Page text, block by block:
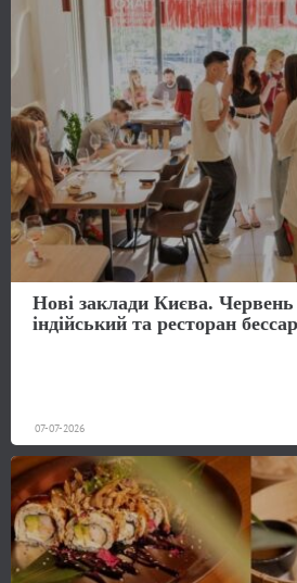
Нові заклади Києва. Червень
індійський та ресторан
07-07-2026